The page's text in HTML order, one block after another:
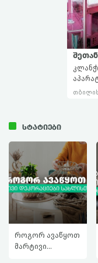
ᲡᲢᲐᲢᲘᲔᲑᲘ
როგორ ავაწყოთ
მარტივი